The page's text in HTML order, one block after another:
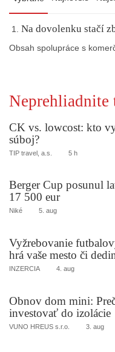
Na dovolenku stačí
Obsah spolupráce s
Neprehliadnite
CK vs. lowcost: kto
súboj?
TIP travel, a.s. 5 h
Berger Cup posunul
17 500 eur
Niké 5. aug
Vyžrebovanie
hrá vaše mesto či
INZERCIA 4. aug
Obnov dom mini:
investovať do izolácie
VUNO HREUS s.r.o. 3. aug